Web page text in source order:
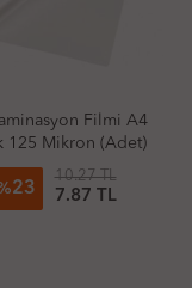
Filmi A4
125 Mikron (Adet)
23
10.27 TL
7.87 TL